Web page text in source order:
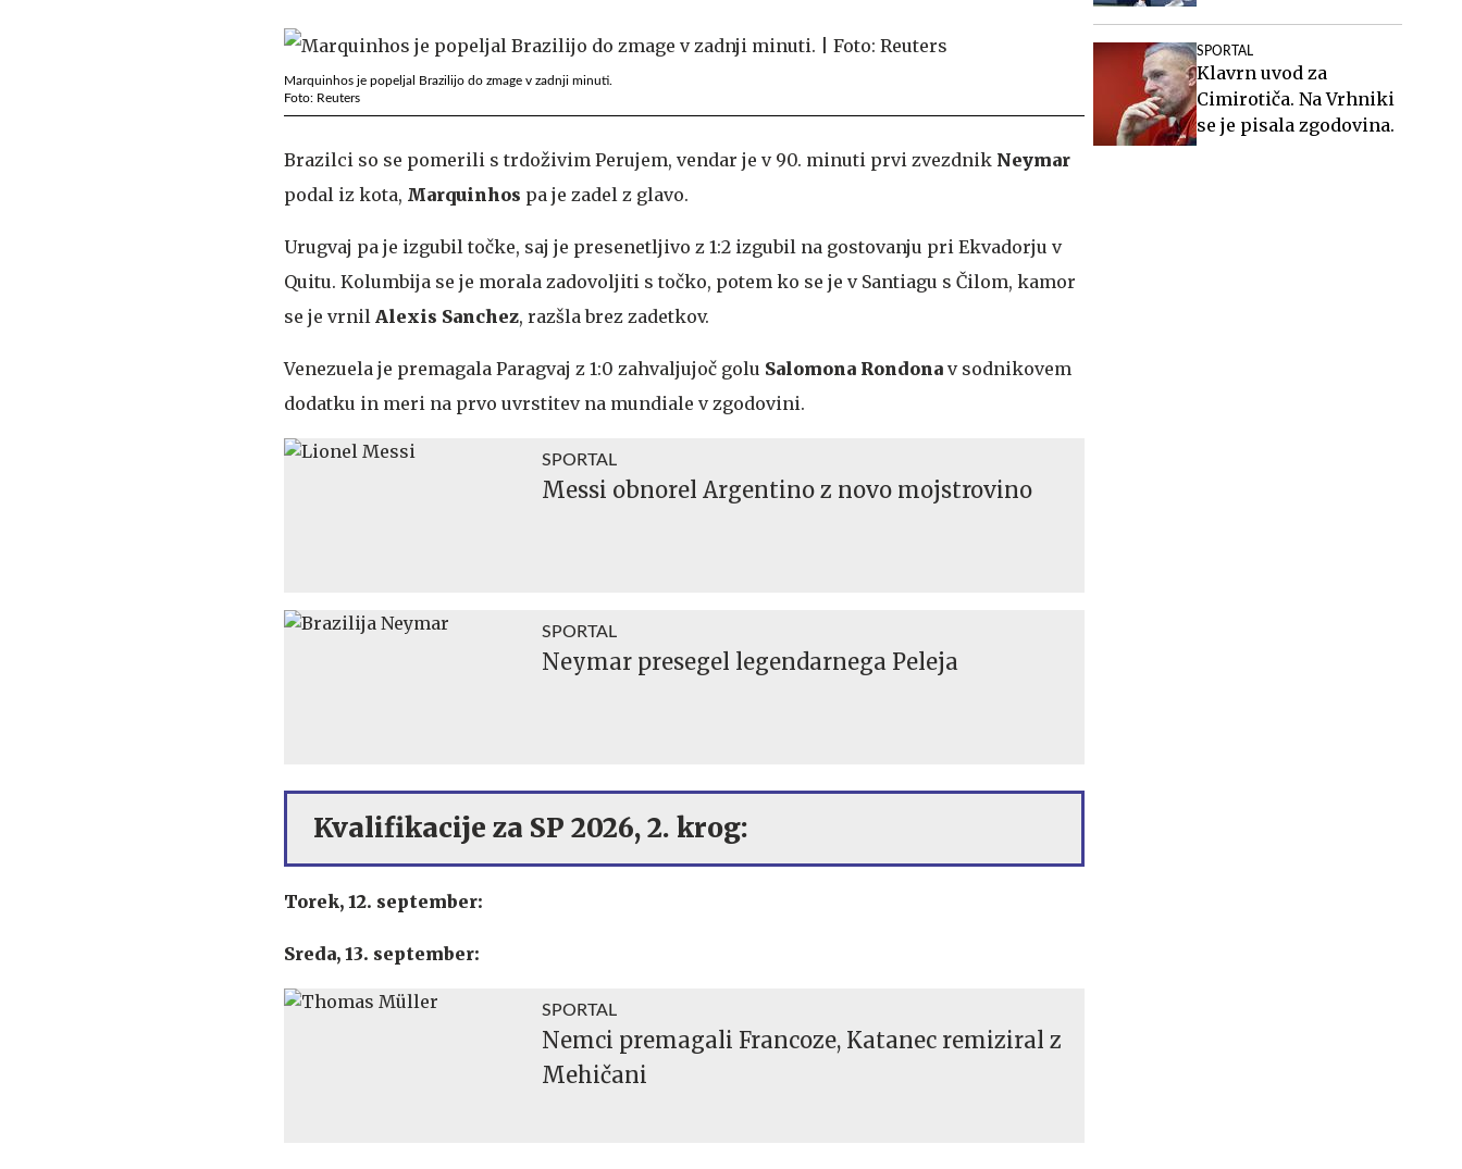
Marquinhos je popeljal Brazilijo do zmage v zadnji minuti.
Foto: Reuters
Brazilci so se pomerili s trdoživim Perujem, vendar je v 90. minuti prvi zvezdnik Neymar
podal iz kota, Marquinhos pa je zadel z glavo.
Urugvaj pa je izgubil točke, saj je presenetljivo z 1:2 izgubil na gostovanju pri Ekvadorju v
Quitu. Kolumbija se je morala zadovoljiti s točko, potem ko se je v Santiagu s Čilom, kamor
se je vrnil Alexis Sanchez, razšla brez zadetkov.
Venezuela je premagala Paragvaj z 1:0 zahvaljujoč golu Salomona Rondona v sodnikovem
dodatku in meri na prvo uvrstitev na mundiale v zgodovini.
SPORTAL
Messi obnorel Argentino z novo mojstrovino
SPORTAL
Neymar presegel legendarnega Peleja
Kvalifikacije za SP 2026, 2. krog:
Torek, 12. september:
Sreda, 13. september:
SPORTAL
Nemci premagali Francoze, Katanec remiziral z
Mehičani
SPORTAL
Klavrn uvod za
Cimirotiča. Na Vrhniki
se je pisala zgodovina.